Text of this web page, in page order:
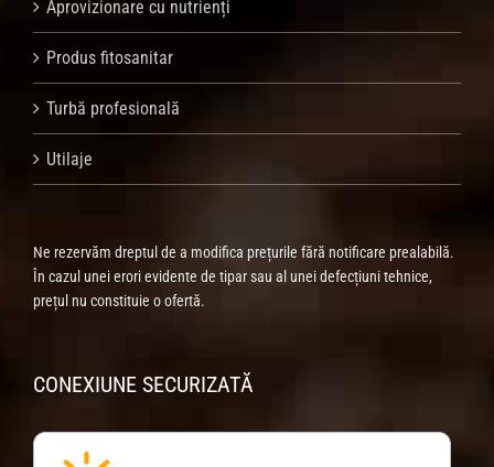
Aprovizionare cu nutrienți
Produs fitosanitar
Turbă profesională
Utilaje
Ne rezervăm dreptul de a modifica prețurile fără notificare prealabilă.
În cazul unei erori evidente de tipar sau al unei defecțiuni tehnice,
prețul nu constituie o ofertă.
CONEXIUNE SECURIZATĂ